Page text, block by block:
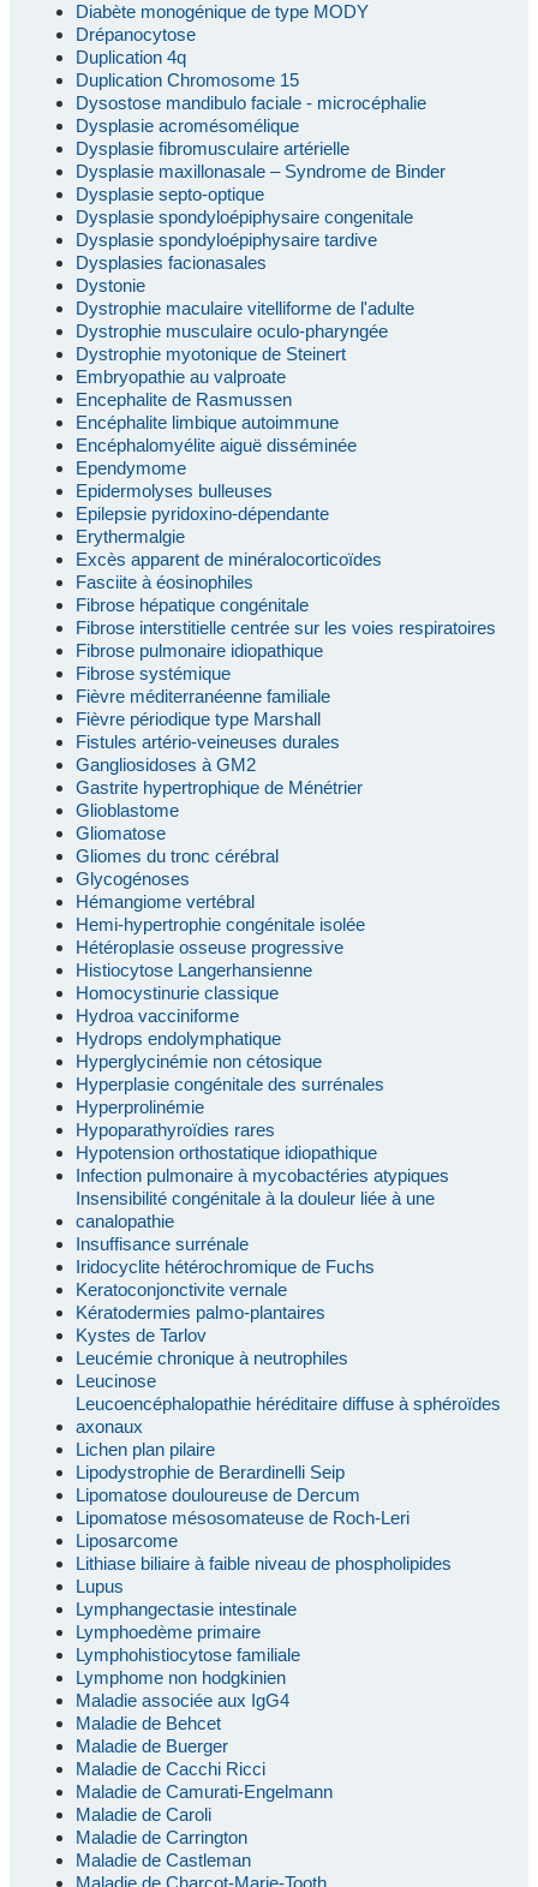
Diabète monogénique de type MODY
Drépanocytose
Duplication 4q
Duplication Chromosome 15
Dysostose mandibulo faciale - microcéphalie
Dysplasie acromésomélique
Dysplasie fibromusculaire artérielle
Dysplasie maxillonasale – Syndrome de Binder
Dysplasie septo-optique
Dysplasie spondyloépiphysaire congenitale
Dysplasie spondyloépiphysaire tardive
Dysplasies facionasales
Dystonie
Dystrophie maculaire vitelliforme de l'adulte
Dystrophie musculaire oculo-pharyngée
Dystrophie myotonique de Steinert
Embryopathie au valproate
Encephalite de Rasmussen
Encéphalite limbique autoimmune
Encéphalomyélite aiguë disséminée
Ependymome
Epidermolyses bulleuses
Epilepsie pyridoxino-dépendante
Erythermalgie
Excès apparent de minéralocorticoïdes
Fasciite à éosinophiles
Fibrose hépatique congénitale
Fibrose interstitielle centrée sur les voies respiratoires
Fibrose pulmonaire idiopathique
Fibrose systémique
Fièvre méditerranéenne familiale
Fièvre périodique type Marshall
Fistules artério-veineuses durales
Gangliosidoses à GM2
Gastrite hypertrophique de Ménétrier
Glioblastome
Gliomatose
Gliomes du tronc cérébral
Glycogénoses
Hémangiome vertébral
Hemi-hypertrophie congénitale isolée
Hétéroplasie osseuse progressive
Histiocytose Langerhansienne
Homocystinurie classique
Hydroa vacciniforme
Hydrops endolymphatique
Hyperglycinémie non cétosique
Hyperplasie congénitale des surrénales
Hyperprolinémie
Hypoparathyroïdies rares
Hypotension orthostatique idiopathique
Infection pulmonaire à mycobactéries atypiques
Insensibilité congénitale à la douleur liée à une
canalopathie
Insuffisance surrénale
Iridocyclite hétérochromique de Fuchs
Keratoconjonctivite vernale
Kératodermies palmo-plantaires
Kystes de Tarlov
Leucémie chronique à neutrophiles
Leucinose
Leucoencéphalopathie héréditaire diffuse à sphéroïdes
axonaux
Lichen plan pilaire
Lipodystrophie de Berardinelli Seip
Lipomatose douloureuse de Dercum
Lipomatose mésosomateuse de Roch-Leri
Liposarcome
Lithiase biliaire à faible niveau de phospholipides
Lupus
Lymphangectasie intestinale
Lymphoedème primaire
Lymphohistiocytose familiale
Lymphome non hodgkinien
Maladie associée aux IgG4
Maladie de Behcet
Maladie de Buerger
Maladie de Cacchi Ricci
Maladie de Camurati-Engelmann
Maladie de Caroli
Maladie de Carrington
Maladie de Castleman
Maladie de Charcot-Marie-Tooth